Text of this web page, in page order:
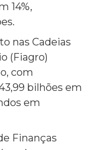
14%,
nas Cadeias
(Fiagro)
com
bilhões em
em
Finanças